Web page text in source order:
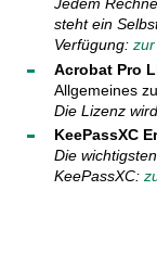
Jedem
steht ein
Verfügung:
Acrobat Pro
Allgemeines zu
Die Lizenz
KeePassXC
Die
KeePassXC: